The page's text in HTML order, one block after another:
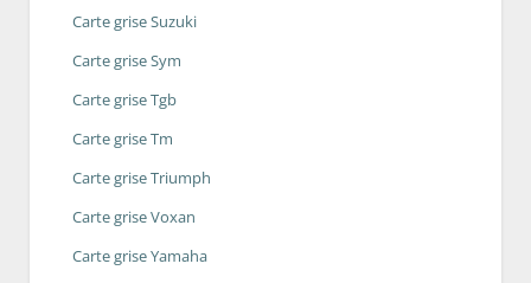
Carte grise Suzuki
Carte grise Sym
Carte grise Tgb
Carte grise Tm
Carte grise Triumph
Carte grise Voxan
Carte grise Yamaha